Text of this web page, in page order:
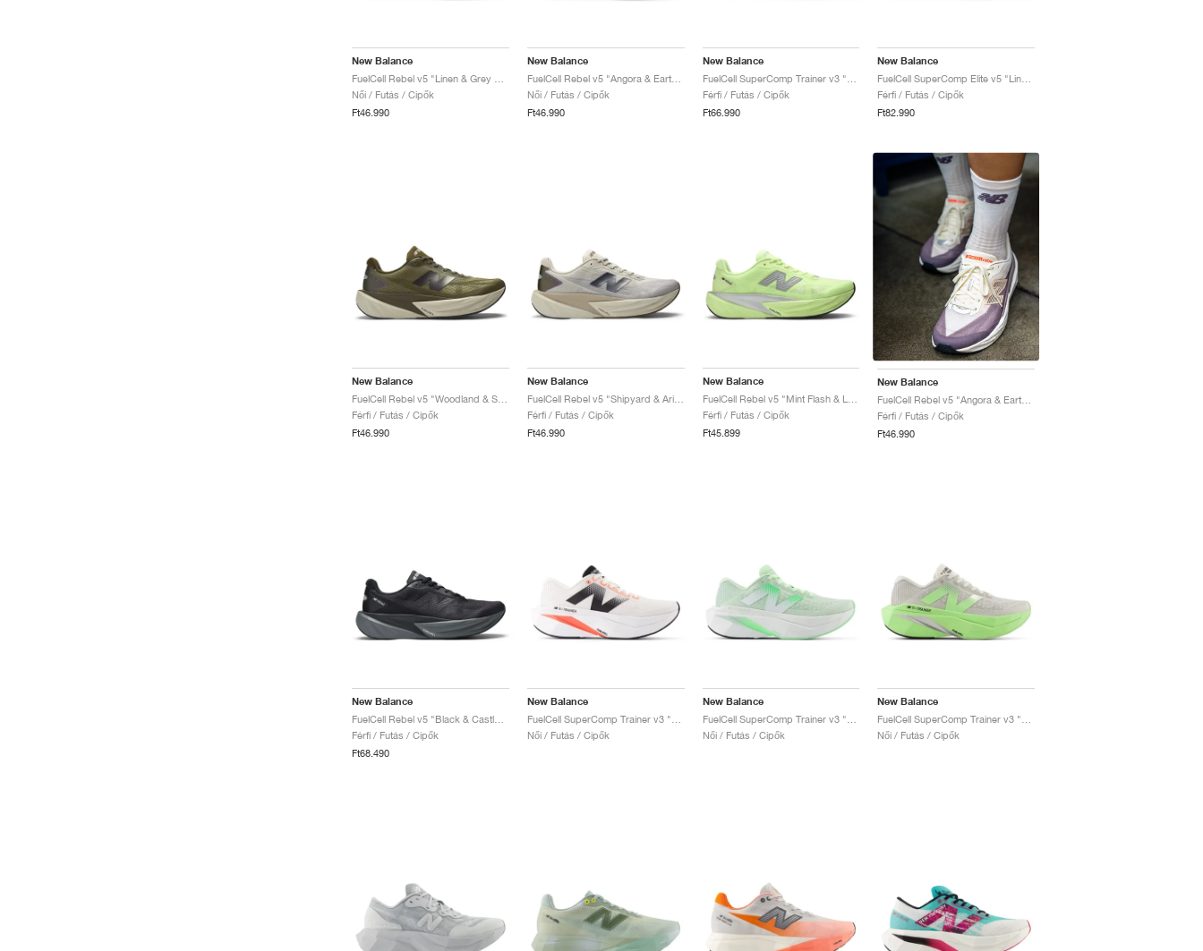
New Balance
Női / Futás / Cipők
Ft46.990
New Balance
FuelCell Rebel v5 "Angora & Earth Shadow"
Női / Futás / Cipők
Ft46.990
New Balance
Férfi / Futás / Cipők
Ft66.990
New Balance
Férfi / Futás / Cipők
Ft82.990
New Balance
Férfi / Futás / Cipők
Ft46.990
New Balance
FuelCell Rebel v5 "Shipyard & Arid Stone"
Férfi / Futás / Cipők
Ft46.990
New Balance
Férfi / Futás / Cipők
Ft45.899
New Balance
Férfi / Futás / Cipők
Ft46.990
New Balance
Férfi / Futás / Cipők
Ft68.490
New Balance
Női / Futás / Cipők
New Balance
Női / Futás / Cipők
New Balance
Női / Futás / Cipők